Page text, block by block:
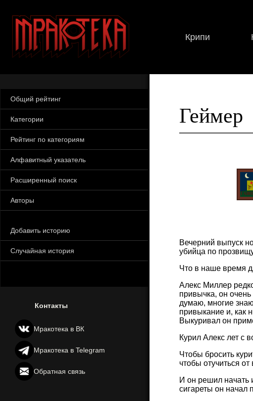
Крипи
Общий рейтинг
Категории
Рейтинг по категориям
Алфавитный указатель
Расширенный поиск
Авторы
Добавить историю
Случайная история
Контакты
Мракотека в ВК
Мракотека в Telegram
Обратная связь
Геймер
Вечерний выпуск
убийца по
Что в наше время
Алекс Миллер
привычка, он очень
думаю, многие
привыкание и, как
Выкуривал он
Курил Алекс лет с
Чтобы бросить
чтобы отучиться
И он решил начать
сигареты он начал